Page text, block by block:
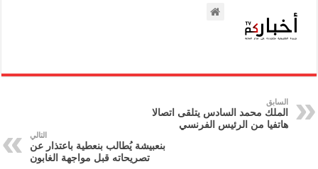
السابق
الملك محمد السادس يتلقى اتصالا
هاتفيا من الرئيس الفرنسي
التالي
بنعبيشة يُطالب بنعطية باعتذار عن
تصريحاته قبل مواجهة الغابون